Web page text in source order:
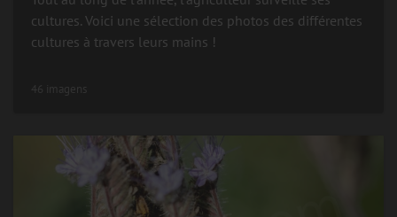
cultures. Voici une sélection des photos des différentes
cultures à travers leurs mains !
46 imagens